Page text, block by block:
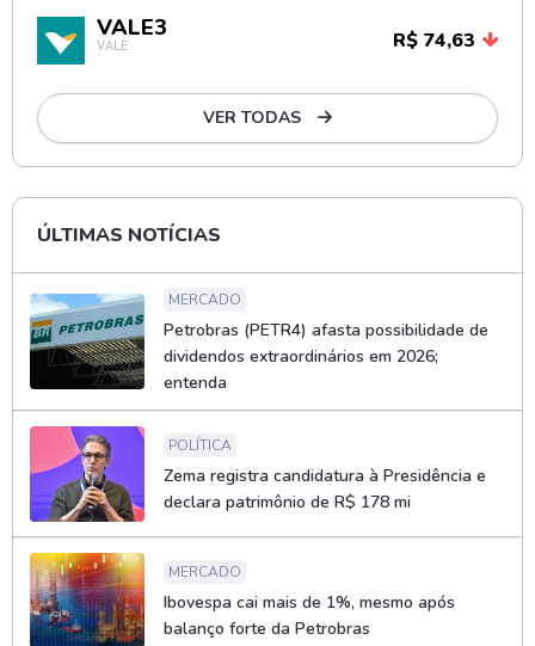
VALE3
VALE R$ 74,63
VER TODAS
ÚLTIMAS NOTÍCIAS
MERCADO
Petrobras (PETR4) afasta possibilidade de
dividendos extraordinários em 2026;
entenda
POLÍTICA
Zema registra candidatura à Presidência e
declara patrimônio de R$ 178 mi
MERCADO
Ibovespa cai mais de 1%, mesmo após
balanço forte da Petrobras